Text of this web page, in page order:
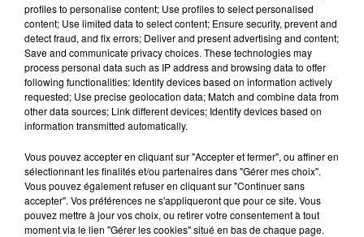
Podcast
JF SOIR 05-03
profiles to personalise content; Use profiles to select personalised
content; Use limited data to select content; Ensure security, prevent and
detect fraud, and fix errors; Deliver and present advertising and content;
Save and communicate privacy choices. These technologies may
process personal data such as IP address and browsing data to offer
following functionalities: Identify devices based on information actively
requested; Use precise geolocation data; Match and combine data from
other data sources; Link different devices; Identify devices based on
information transmitted automatically.
Vous pouvez accepter en cliquant sur "Accepter et fermer", ou affiner en
sélectionnant les finalités et/ou partenaires dans "Gérer mes choix".
Vous pouvez également refuser en cliquant sur "Continuer sans
accepter". Vos préférences ne s'appliqueront que pour ce site. Vous
pouvez mettre à jour vos choix, ou retirer votre consentement à tout
moment via le lien "Gérer les cookies" situé en bas de chaque page.